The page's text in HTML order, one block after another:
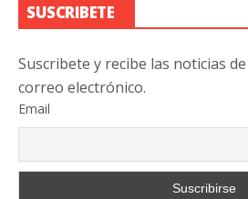
SUSCRIBETE
Suscribete y recibe las noticias
correo electrónico.
Email